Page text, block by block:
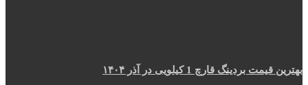
بهترین قیمت بردینگ قارچ 1 کیلویی در آذر ۱۴۰۴